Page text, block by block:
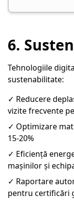
6.
Tehnologiile
sustenabilitate:
✓ Reducere
vizite frecvente
✓ Optimizare
15-20%
✓ Eficiență
mașinilor și
✓ Raportare
pentru certificări